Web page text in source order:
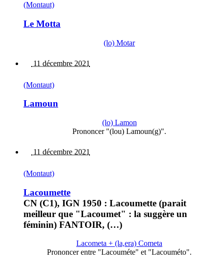
(Montaut)
Le Motta
(lo) Motar
11 décembre 2021
(Montaut)
Lamoun
(lo) Lamon
Prononcer "(lou) Lamoun(g)".
11 décembre 2021
(Montaut)
Lacoumette
CN (C1), IGN 1950 : Lacoumette (parait
meilleur que "Lacoumet" : la suggère un
féminin) FANTOIR, (…)
Lacometa + (la,era) Cometa
Prononcer entre "Lacouméte" et "Lacouméto".